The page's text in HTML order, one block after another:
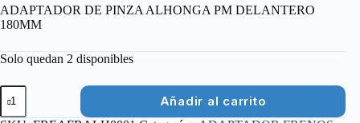
ADAPTADOR DE PINZA ALHONGA PM DELANTERO
180MM
Solo quedan 2 disponibles
ADAPTADOR
DE
PINZA
Añadir al carrito